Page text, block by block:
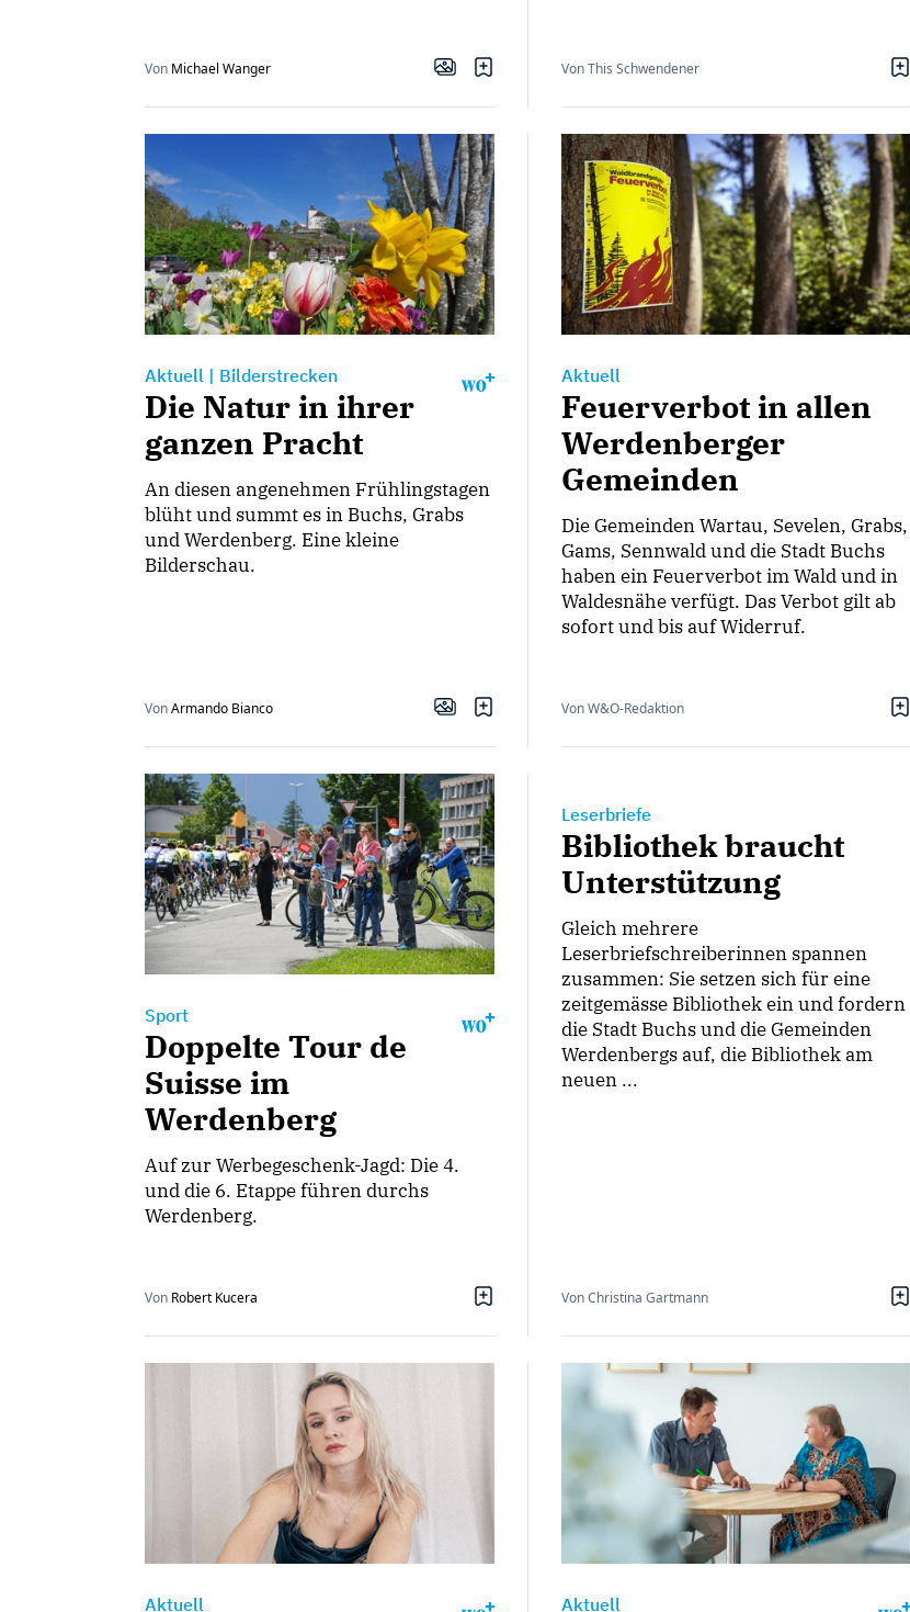
Von Michael Wanger Von This Schwendener
Aktuell | Bilderstrecken
Die Natur in ihrer
ganzen Pracht
An diesen angenehmen Frühlingstagen
blüht und summt es in Buchs, Grabs
und Werdenberg. Eine kleine
Bilderschau.
VonArmando Bianco
Aktuell
Feuerverbot in allen
Werdenberger
Gemeinden
Die Gemeinden Wartau, Sevelen, Grabs,
Gams, Sennwald und die Stadt Buchs
haben ein Feuerverbot im Wald und in
Waldesnähe verfügt. Das Verbot gilt ab
sofort und bis auf Widerruf.
Von W&O-Redaktion
Sport
Doppelte Tour de
Suisse im
Werdenberg
Auf zur Werbegeschenk-Jagd: Die 4.
und die 6. Etappe führen durchs
Werdenberg.
Von Robert Kucera
Leserbriefe
Bibliothek braucht
Unterstützung
Gleich mehrere
Leserbriefschreiberinnen spannen
zusammen: Sie setzen sich für eine
zeitgemässe Bibliothek ein und fordern
die Stadt Buchs und die Gemeinden
Werdenbergs auf, die Bibliothek am
neuen ...
Von Christina Gartmann
Aktuell Aktuell